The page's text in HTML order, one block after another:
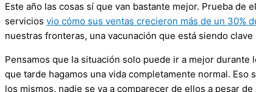
Este año las cosas sí que van bastante mejor. Prueba
servicios vio cómo sus ventas crecieron más de un 30%
nuestras fronteras, una vacunación que está siendo
Pensamos que la situación solo puede ir a mejor
que tarde hagamos una vida completamente normal.
los mismos, nadie se va a comparecer de ellos a pesar